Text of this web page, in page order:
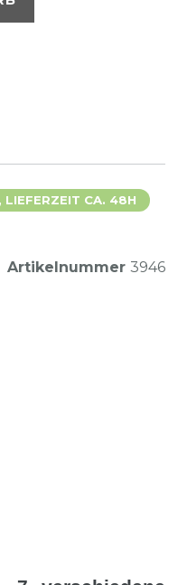
LIEFERZEIT CA. 48H
Artikelnummer 3946